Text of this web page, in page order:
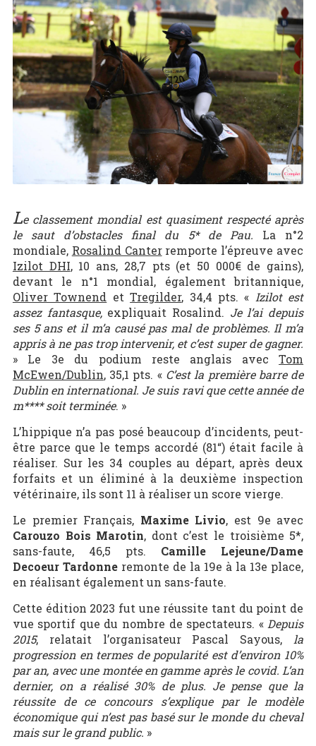
Le classement mondial est quasiment respecté après
le saut d’obstacles final du 5* de Pau. La n°2
mondiale, Rosalind Canterremporte l’épreuve avec
Izilot DHI, 10 ans, 28,7 pts (et 50 000€ de gains),
devant le n°1 mondial, également britannique,
Oliver Townend etTregilder, 34,4 pts. « Izilot est
assez fantasque,expliquait Rosalind. Je l’ai depuis
ses 5 ans et il m’a causé pas mal de problèmes. Il m’a
appris à ne pas trop intervenir, et c’est super de gagner.
» Le 3e du podium reste anglais avecTom
McEwen/Dublin, 35,1 pts. « C’est la première barre de
Dublin en international. Je suis ravi que cette année de
m**** soit terminée. »
L’hippique n’a pas posé beaucoup d’incidents, peut-
être parce que le temps accordé (81“) était facile à
réaliser. Sur les 34 couples au départ, après deux
forfaits et un éliminé à la deuxième inspection
vétérinaire, ils sont 11 à réaliser un score vierge.
Le premier Français, Maxime Livio, est 9e avec
Carouzo Bois Marotin, dont c’est le troisième 5*,
sans-faute, 46,5 pts. Camille Lejeune/Dame
Decoeur Tardonneremonte de la 19e à la 13e place,
en réalisant également un sans-faute.
Cette édition 2023 fut une réussite tant du point de
vue sportif que du nombre de spectateurs. « Depuis
2015, relatait l’organisateur Pascal Sayous, la
progression en termes de popularité est d’environ 10%
par an, avec une montée en gamme après le covid. L’an
dernier, on a réalisé 30% de plus. Je pense que la
réussite de ce concours s’explique par le modèle
économique qui n’est pas basé sur le monde du cheval
mais sur le grand public. »